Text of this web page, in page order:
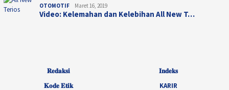
OTOMOTIF Maret 16, 2019
Video: Kelemahan dan Kelebihan All New T…
𝐑𝐞𝐝𝐚𝐤𝐬𝐢
𝐈𝐧𝐝𝐞𝐤𝐬
𝐊𝐨𝐝𝐞 𝐄𝐭𝐢𝐤
KARIR